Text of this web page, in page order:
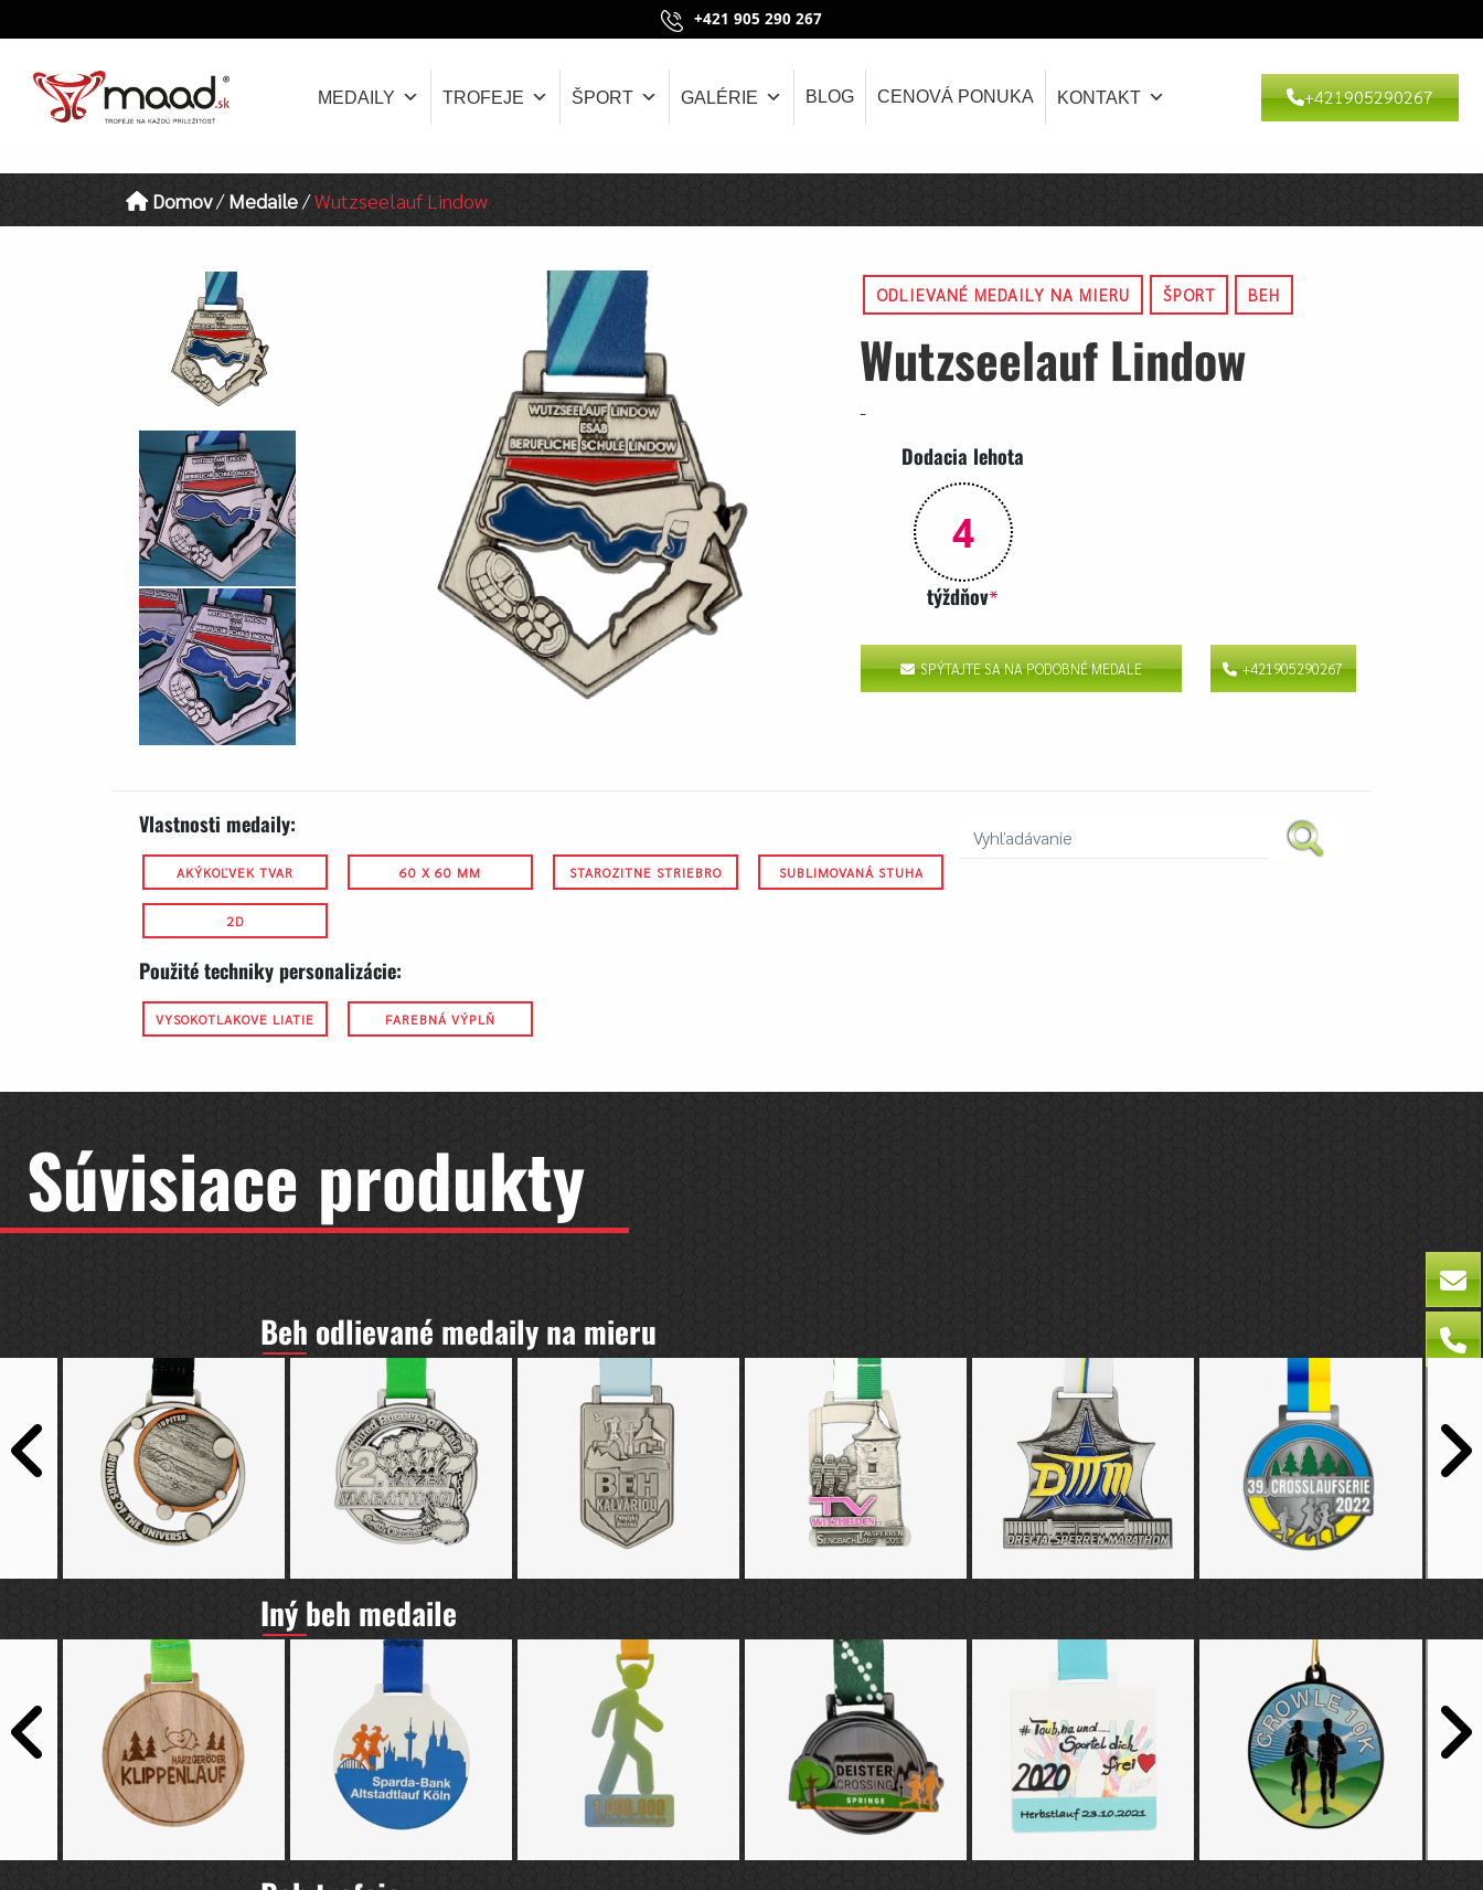
+421 905 290 267
MEDAILY TROFEJE ŠPORT GALÉRIE BLOG CENOVÁ PONUKA KONTAKT +421905290267
Domov/Medaile/Wutzseelauf Lindow
ODLIEVANÉ MEDAILY NA MIERU ŠPORT BEH
Wutzseelauf Lindow
-
Dodacia lehota
4
týždňov*
SPÝTAJTE SA NA PODOBNÉ MEDALE +421905290267
Vlastnosti medaily:
AKÝKOĽVEK TVAR 60 X 60 MM STAROZITNE STRIEBRO SUBLIMOVANÁ STUHA
2D
Použité techniky personalizácie:
VYSOKOTLAKOVE LIATIE FAREBNÁ VÝPLŇ
Súvisiace produkty
Beh odlievané medaily na mieru
Iný beh medaile